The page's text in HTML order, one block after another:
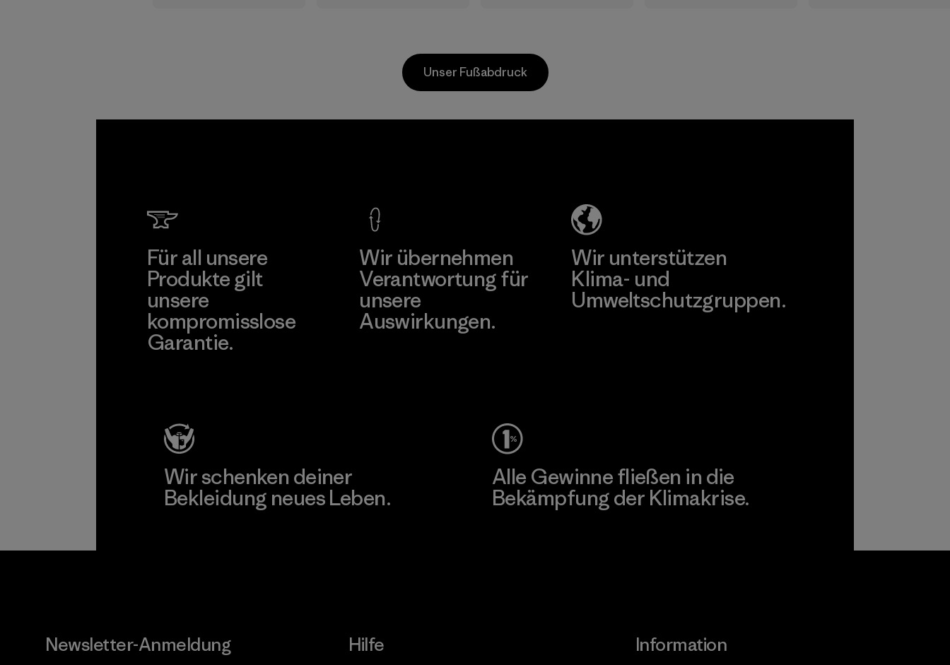
Postconsumer-
Materialien
Unser Fußabdruck
Für all unsere
Produkte gilt
unsere
kompromisslose
Garantie.
Wir übernehmen
Verantwortung für
unsere
Auswirkungen.
Wir unterstützen
Klima- und
Umweltschutzgruppen.
Wir schenken deiner
Bekleidung neues Leben.
Alle Gewinne fließen in die
Bekämpfung der Klimakrise.
Newsletter-Anmeldung Hilfe Information